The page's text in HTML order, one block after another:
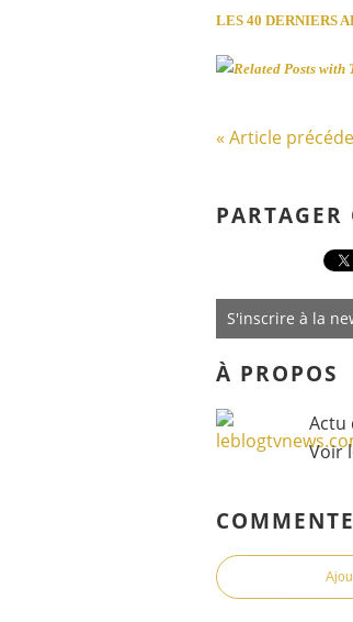
LES 40 DERNIERS
« Article
PARTAGER
S'inscrire à la
À PROPOS
Actu
Voir